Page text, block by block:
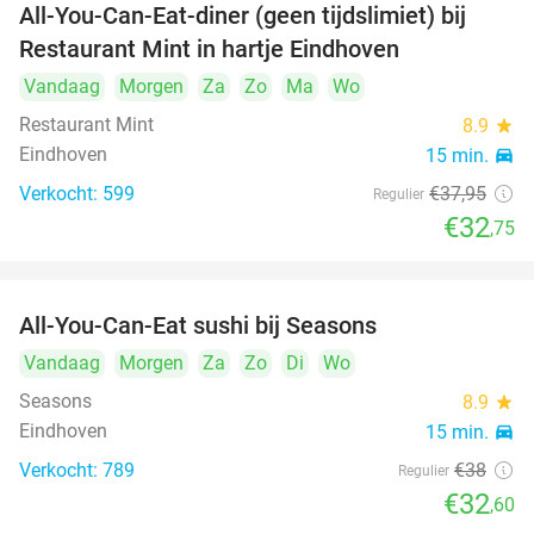
14%
All-You-Can-Eat-diner (geen tijdslimiet) bij
Restaurant Mint in hartje Eindhoven
Vandaag Morgen Za Zo Ma
Wo
Restaurant Mint
8.9 star
Eindhoven 15 min. directions_car
Verkocht: 599 Regulier €37,95
€32,75
All-You-Can-Eat sushi bij Seasons
Vandaag Morgen Za Zo Di
Wo
Seasons
8.9 star
Eindhoven 15 min. directions_car
Verkocht: 789 Regulier €38
€32,60